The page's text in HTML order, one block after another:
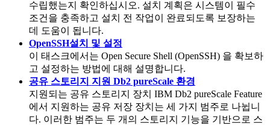
수립했는지 확인하십시오. 설치 계획은 시스템이 필수
조건을 충족하고 설치 전 작업이 완료되도록 보장하는
데 도움이 됩니다.
OpenSSH설치 및 설정
이 태스크에서는 Open Secure Shell (OpenSSH) 을 확보하
고 설정하는 방법에 대해 설명합니다.
공유 스토리지 지원 Db2 pureScale 환경
지원되는 공유 스토리지 장치 IBM Db2 pureScale Feature
에서 지원하는 공유 저장 장치는 세 가지 범주로 나뉩니
다. 이러한 범주는 두 개의 스토리지 기능을 기반으로 스